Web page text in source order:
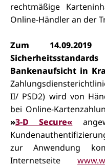
rechtmäßige
Online-Händler an der
Zum
Bankenaufsicht in
II/ PSD2) wird von
bei Online-
»3-D Secure«
zur Anwendung
Internetseite